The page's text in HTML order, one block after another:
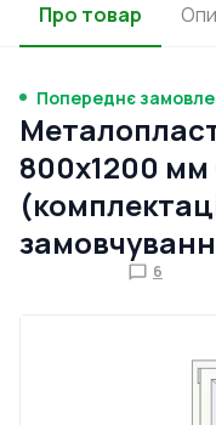
Про товар
Попереднє
800x1200
6